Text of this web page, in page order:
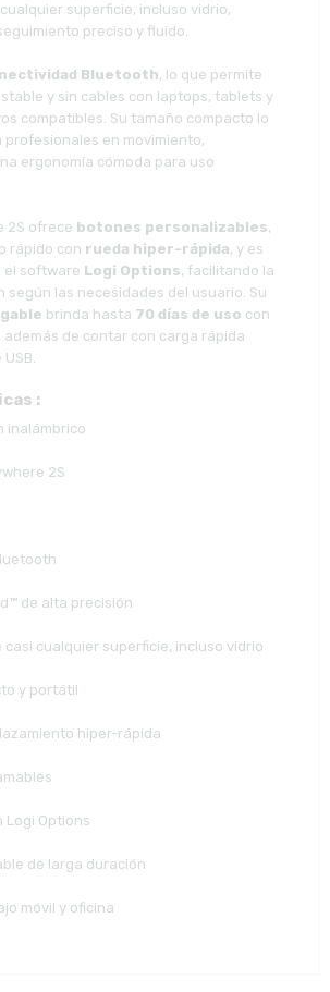
superficie, incluso vidrio,
preciso y fluido.
Bluetooth, lo que permite
y sin cables con laptops, tablets y
compatibles. Su tamaño compacto lo
profesionales en movimiento,
ergonomía cómoda para uso
2S ofrece botones personalizables,
rápido con rueda hiper-rápida, y es
el software Logi Options, facilitando la
según las necesidades del usuario. Su
brinda hasta 70 días de uso con
además de contar con carga rápida
:
inalámbrico
2S
de alta precisión
casi cualquier superficie, incluso vidrio
y portátil
hiper-rápida
Logi Options
de larga duración
móvil y oficina